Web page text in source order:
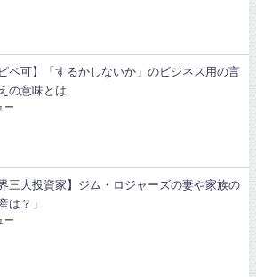
ピペ可】「するかしないか」のビジネス用の言
の意味とは
ー
界三大投資家】ジム・ロジャーズの妻や家族の
は？」
ー